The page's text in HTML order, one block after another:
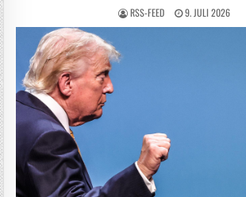
RSS-FEED 9. JULI 2026